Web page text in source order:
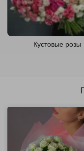
Кустовые розы